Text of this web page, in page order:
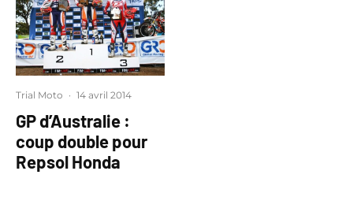
Trial Moto · 14 avril 2014
GP d’Australie :
coup double pour
Repsol Honda